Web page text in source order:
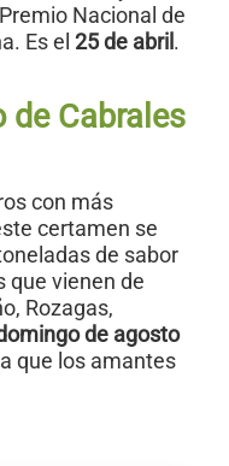
Nacional de
Es el 25 de abril .
de Cabrales
con más
certamen se
de sabor
que vienen de
Rozagas,
de agosto
que los amantes